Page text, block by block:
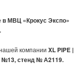
МВЦ «Крокус Экспо»
компании XL PIPE |
№13, стенд № А2119.